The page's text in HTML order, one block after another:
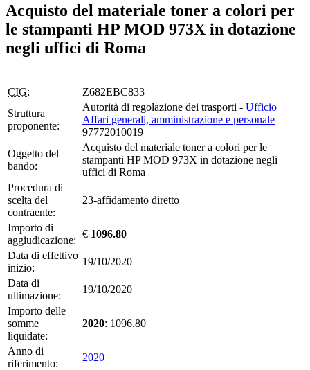
Acquisto del materiale toner a colori per
le stampanti HP MOD 973X in dotazione
negli uffici di Roma
CIG:
Z682EBC833
Struttura
proponente:
Autorità di regolazione dei trasporti - Ufficio
Affari generali, amministrazione e personale
97772010019
Oggetto del
bando:
Acquisto del materiale toner a colori per le
stampanti HP MOD 973X in dotazione negli
uffici di Roma
Procedura di
scelta del
contraente:
23-affidamento diretto
Importo di
aggiudicazione:
€ 1096.80
Data di effettivo
inizio:
19/10/2020
Data di
ultimazione:
19/10/2020
Importo delle
somme
liquidate:
2020: 1096.80
Anno di
riferimento:
2020